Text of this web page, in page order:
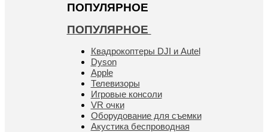
ПОПУЛЯРНОЕ
ПОПУЛЯРНОЕ
Квадрокоптеры DJI и Autel
Dyson
Apple
Телевизоры
Игровые консоли
VR очки
Оборудование для съемки
Акустика беспроводная